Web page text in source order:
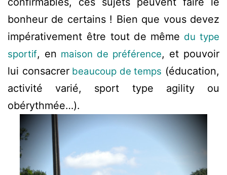
bonheur de certains ! Bien que vous devez
impérativement être tout de même du type
sportif, en maison de préférence, et pouvoir
lui consacrerbeaucoup de temps (éducation,
activité varié, sport type agility ou
obérythmée…).